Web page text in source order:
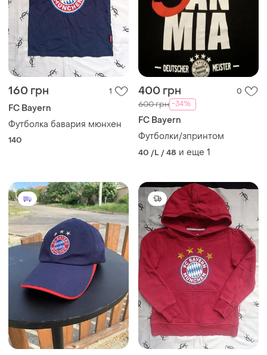
160 грн 1
FC Bayern
Футболка бавария мюнхен
140
400 грн 0
600 грн -34%
FC Bayern
Футболки/зпринтом
40 /L / 48 и еще 1